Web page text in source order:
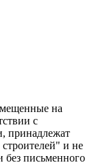
на
с
принадлежат
и не
письменного